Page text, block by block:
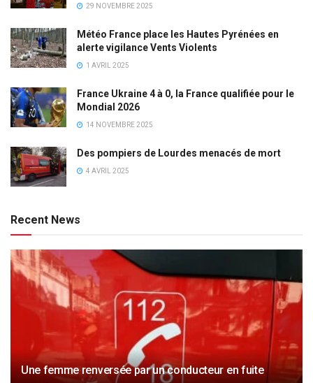
29 NOVEMBRE 2025
Météo France place les Hautes Pyrénées en
alerte vigilance Vents Violents
1 AVRIL 2025
France Ukraine 4 à 0, la France qualifiée pour le
Mondial 2026
14 NOVEMBRE 2025
Des pompiers de Lourdes menacés de mort
4 AVRIL 2025
Recent News
Une femme renversée par un conducteur en fuite